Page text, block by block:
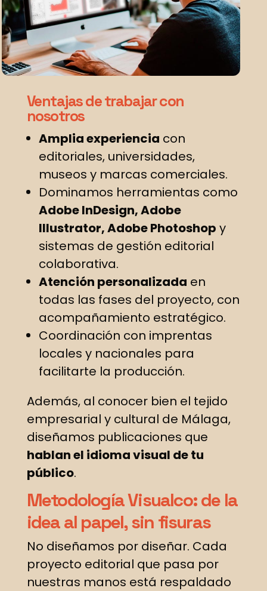
Ventajas de trabajar con
nosotros
Amplia experiencia con
editoriales, universidades,
museos y marcas comerciales.
Dominamos herramientas como
Adobe InDesign, Adobe
Illustrator, Adobe Photoshop y
sistemas de gestión editorial
colaborativa.
Atención personalizada en
todas las fases del proyecto, con
acompañamiento estratégico.
Coordinación con imprentas
locales y nacionales para
facilitarte la producción.
Además, al conocer bien el tejido
empresarial y cultural de Málaga,
diseñamos publicaciones que
hablan el idioma visual de tu
público.
Metodología Visualco: de la
idea al papel, sin fisuras
No diseñamos por diseñar. Cada
proyecto editorial que pasa por
nuestras manos está respaldado